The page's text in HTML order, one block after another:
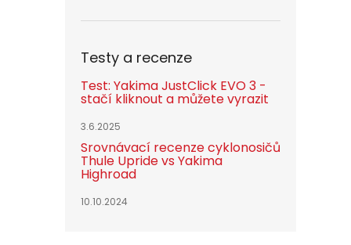
Testy a recenze
Test: Yakima JustClick EVO 3 -
stačí kliknout a můžete vyrazit
3.6.2025
Srovnávací recenze cyklonosičů
Thule Upride vs Yakima
Highroad
10.10.2024